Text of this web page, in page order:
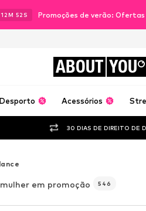
12M 50 S Promoções de verão:
ABOUT YOU
Desporto Acessórios
30 DIAS DE DIREITO DE
em promoção 546